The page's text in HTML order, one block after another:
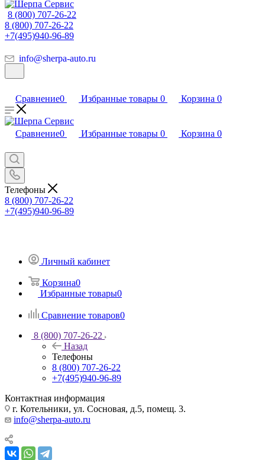
8 (800) 707-26-22
8 (800) 707-26-22
+7(495)940-96-89
info@sherpa-auto.ru
Сравнение0 Избранные товары 0 Корзина 0
Сравнение0 Избранные товары 0 Корзина 0
Телефоны
8 (800) 707-26-22
+7(495)940-96-89
Личный кабинет
Корзина0
Избранные товары0
Сравнение товаров0
8 (800) 707-26-22
Назад
Телефоны
8 (800) 707-26-22
+7(495)940-96-89
Контактная информация
г. Котельники, ул. Сосновая, д.5, помещ. 3.
info@sherpa-auto.ru